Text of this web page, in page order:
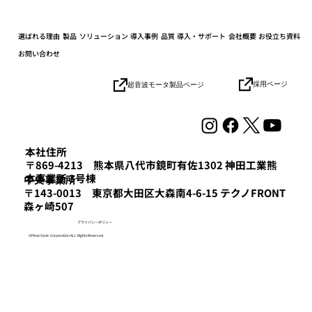
の社会実装を目指す「HICity 次世代ロボ
ティクスMeetup」参加レポート
本社住所
〒869-4213 熊本県八代市鏡町有佐1302 神田工業熊
本事業所 3号棟
​中央事業所
〒143-0013 東京都大田区大森南4-6-15 テクノFRONT
森ヶ崎507
選ばれる理由 製品 ソリューション 導入事例 品質 導入・サポート 会社概要 お役立ち資料
お問い合わせ
超音波モータ製品ページ 採用ページ
プライバシーポリシー
©Piezo Sonic Corporation ALL Rights Reserved.